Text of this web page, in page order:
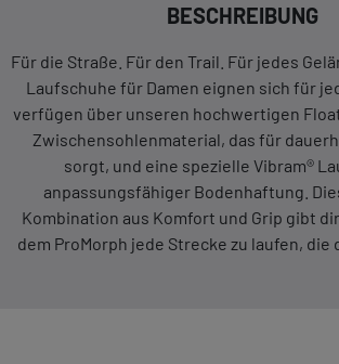
BESCHREIBUNG
Für die Straße. Für den Trail. Für jedes
Laufschuhe für Damen eignen sich für
verfügen über unseren hochwertigen
Zwischensohlenmaterial, das für
sorgt, und eine spezielle Vibram®
anpassungsfähiger Bodenhaftung.
Kombination aus Komfort und Grip gibt
dem ProMorph jede Strecke zu laufen, die